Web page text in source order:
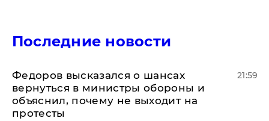
Последние новости
Федоров высказался о шансах
вернуться в министры обороны и
объяснил, почему не выходит на
протесты
21:59